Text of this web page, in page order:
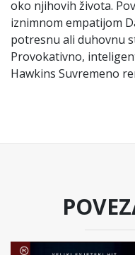
oko njihovih života.
iznimnom empatijom
potresnu ali duhovnu
Provokativno,
Hawkins Suvremeno